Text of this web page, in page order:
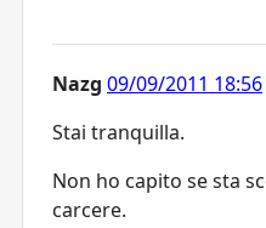
Nazg 09/09/2011 18:56
Stai tranquilla.
Non ho capito se sta
carcere.